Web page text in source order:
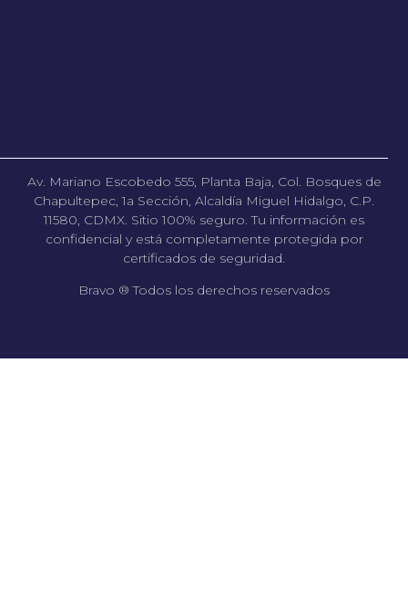
Av. Mariano Escobedo 555, Planta Baja, Col. Bosques de
Chapultepec, 1a Sección, Alcaldía Miguel Hidalgo, C.P.
11580, CDMX. Sitio 100% seguro. Tu información es
confidencial y está completamente protegida por
certificados de seguridad.
Bravo ® Todos los derechos reservados